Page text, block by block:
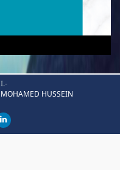
I.-
MOHAMED HUSSEIN